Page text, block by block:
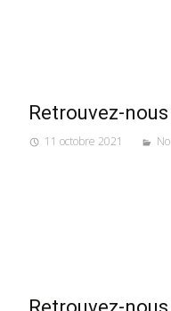
Retrouvez-
11 octobre 2021